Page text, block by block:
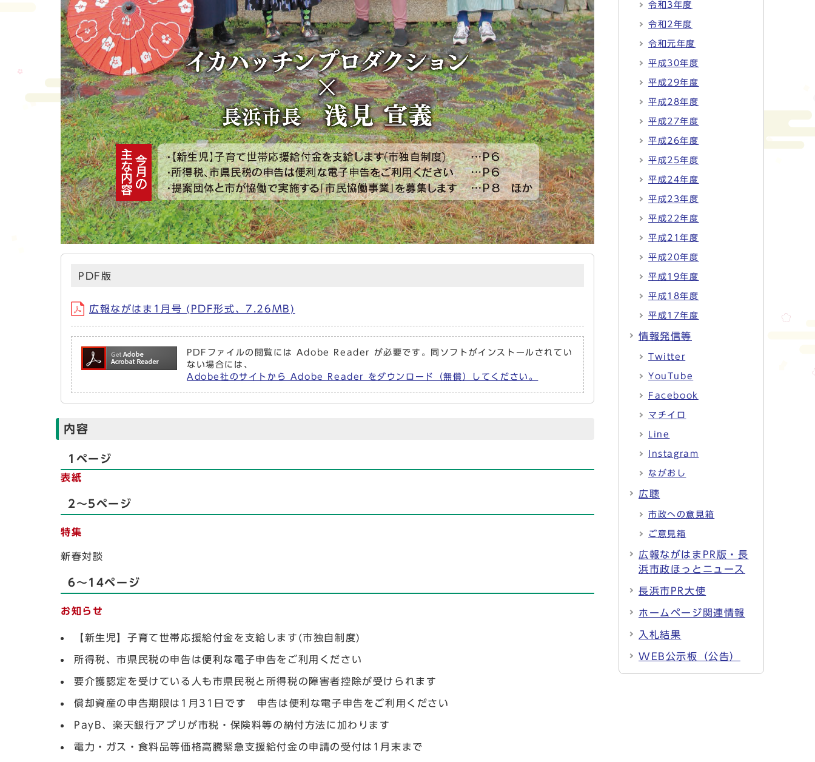
PDF版
広報ながはま1月号 (PDF形式、7.26MB)
PDFファイルの閲覧には Adobe Reader が必要です。同ソフトがインストールされてい
ない場合には、
Adobe社のサイトから Adobe Reader をダウンロード（無償）してください。
内容
1ページ
表紙
2～5ページ
特集
新春対談
6～14ページ
お知らせ
【新生児】子育て世帯応援給付金を支給します(市独自制度)
所得税、市県民税の申告は便利な電子申告をご利用ください
要介護認定を受けている人も市県民税と所得税の障害者控除が受けられます
償却資産の申告期限は1月31日です 申告は便利な電子申告をご利用ください
PayB、楽天銀行アプリが市税・保険料等の納付方法に加わります
電力・ガス・食料品等価格高騰緊急支援給付金の申請の受付は1月末まで
令和3年度
令和2年度
令和元年度
平成30年度
平成29年度
平成28年度
平成27年度
平成26年度
平成25年度
平成24年度
平成23年度
平成22年度
平成21年度
平成20年度
平成19年度
平成18年度
平成17年度
情報発信等
Twitter
YouTube
Facebook
マチイロ
Line
Instagram
ながおし
広聴
市政への意見箱
ご意見箱
広報ながはまPR版・長
浜市政ほっとニュース
長浜市PR大使
ホームページ関連情報
入札結果
WEB公示板（公告）